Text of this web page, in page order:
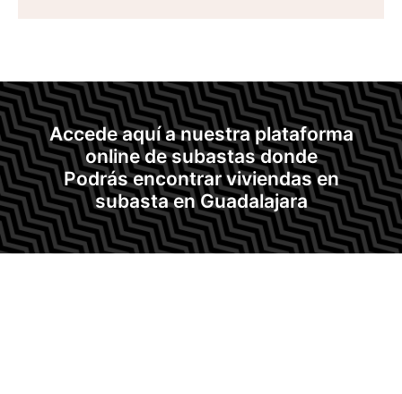
Accede aquí a nuestra plataforma
online de subastas donde
Podrás encontrar viviendas en
subasta en Guadalajara